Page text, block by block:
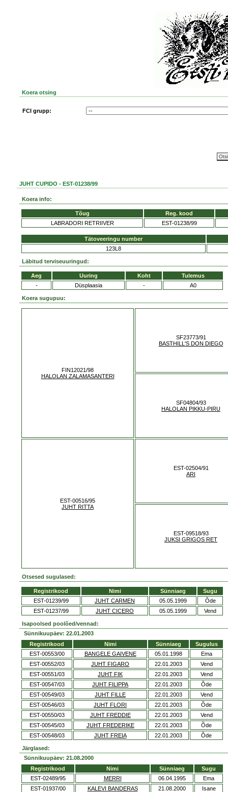
Koera otsing
FCI grupp:
JUHT CUPIDO - EST-01238/99
Koera info:
Tõug
Reg. kood
LABRADORI RETRIIVER
EST-01238/99
Tätoveeringu number
123L8
Läbitud terviseuuringud:
Aeg Uuring Koht
Tulemus
-
Düsplaasia - A0
Koera sugupuu:
FIN12021/98
HALOLAN ZALAMASANTERI
SF23773/91
BASTHILL'S DON DIEGO
SF04804/93
HALOLAN PIKKU-PIRU
EST-00516/95
JUHT RITTA
EST-02504/91
ARI
EST-09518/93
JUKSI GRIGOS RET
Otsesed sugulased:
Registrikood Nimi Sünniaeg
Sugu
EST-01239/99
JUHT CARMEN 05.05.1999
Õde
EST-01237/99
JUHT CICERO 05.05.1999 Vend
Isapoolsed poolõed/vennad:
Sünnikuupäev: 22.01.2003
Registrikood
Nimi Sünniaeg
Sugulus
EST-00553/00
BANGELE GAIVENE 05.01.1998
Ema
EST-00552/03
JUHT FIGARO 22.01.2003
Vend
EST-00551/03
JUHT FIK 22.01.2003
Vend
EST-00547/03
JUHT FILIPPA 22.01.2003
Õde
EST-00549/03
JUHT FILLE 22.01.2003
Vend
EST-00546/03
JUHT FLORI 22.01.2003
Õde
EST-00550/03
JUHT FREDDIE 22.01.2003
Vend
EST-00545/03
JUHT FREDERIKE 22.01.2003
Õde
EST-00548/03
JUHT FREIA 22.01.2003 Õde
Järglased:
Sünnikuupäev: 21.08.2000
Registrikood
Nimi Sünniaeg
Sugu
EST-02489/95
MERRI 06.04.1995
Ema
EST-01937/00
KALEVI BANDERAS 21.08.2000
Isane